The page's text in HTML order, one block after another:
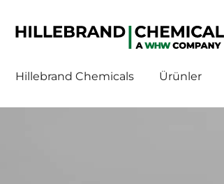
Hillebrand Chemicals Ürünler